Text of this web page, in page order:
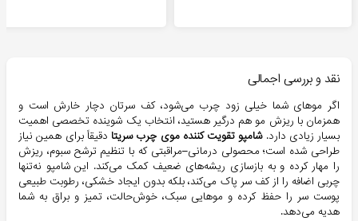
نقد و بررسی اجمالی
اگر موهای شما خیلی زود چرب می‌شود، کف سرتان دچار خارش است و
همزمان با ریزش مو هم درگیر هستید، انتخاب یک شوینده تخصصی اهمیت
بسیار زیادی دارد.شامپو تقویت کننده موی چرب سریتا دقیقاً برای همین نیاز
طراحی شده است؛ محصولی درمانی–مراقبتی که با تنظیم ترشح سبوم، ریزش
را مهار کرده و به بازسازی ریشه‌های ضعیف کمک می‌کند. این شامپو نه‌تنها
چربی اضافه را از کف سر پاک می‌کند، بلکه بدون ایجاد خشکی، رطوبت طبیعی
پوست سر را حفظ کرده و موهایی سبک، خوش‌حالت، تمیز و براق به شما
هدیه می‌دهد.